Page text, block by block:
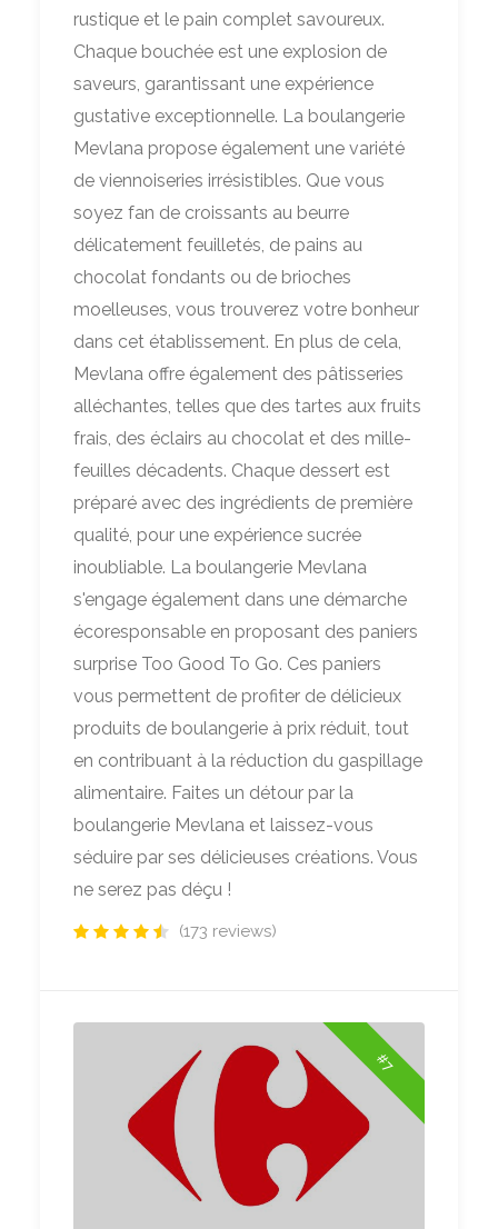
rustique et le pain complet savoureux.
Chaque bouchée est une explosion de
saveurs, garantissant une expérience
gustative exceptionnelle. La boulangerie
Mevlana propose également une variété
de viennoiseries irrésistibles. Que vous
soyez fan de croissants au beurre
délicatement feuilletés, de pains au
chocolat fondants ou de brioches
moelleuses, vous trouverez votre bonheur
dans cet établissement. En plus de cela,
Mevlana offre également des pâtisseries
alléchantes, telles que des tartes aux fruits
frais, des éclairs au chocolat et des mille-
feuilles décadents. Chaque dessert est
préparé avec des ingrédients de première
qualité, pour une expérience sucrée
inoubliable. La boulangerie Mevlana
s'engage également dans une démarche
écoresponsable en proposant des paniers
surprise Too Good To Go. Ces paniers
vous permettent de profiter de délicieux
produits de boulangerie à prix réduit, tout
en contribuant à la réduction du gaspillage
alimentaire. Faites un détour par la
boulangerie Mevlana et laissez-vous
séduire par ses délicieuses créations. Vous
ne serez pas déçu !
(173 reviews)
#7